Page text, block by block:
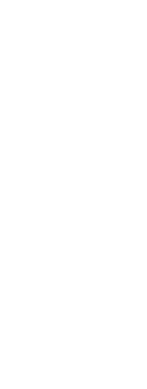
a zárt légterű
nemcsak megfelel